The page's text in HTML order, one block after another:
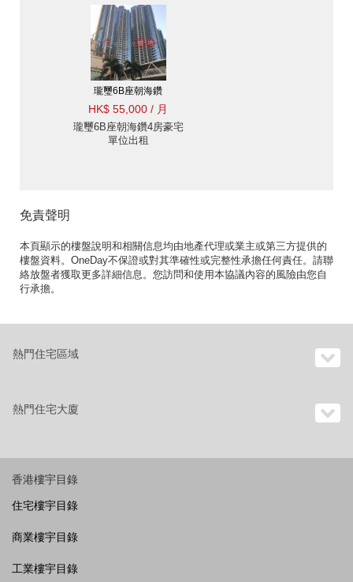
瓏璽6B座朝海鑽
HK$ 55,000 / 月
瓏璽6B座朝海鑽4房豪宅
單位出租
免責聲明
本頁顯示的樓盤說明和相關信息均由地產代理或業主或第三方提供的
樓盤資料。OneDay不保證或對其準確性或完整性承擔任何責任。請聯
絡放盤者獲取更多詳細信息。您訪問和使用本協議內容的風險由您自
行承擔。
熱門住宅區域
熱門住宅大廈
香港樓宇目錄
住宅樓宇目錄
商業樓宇目錄
工業樓宇目錄